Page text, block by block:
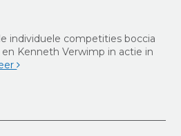
individuele competities boccia
Kenneth Verwimp in actie in